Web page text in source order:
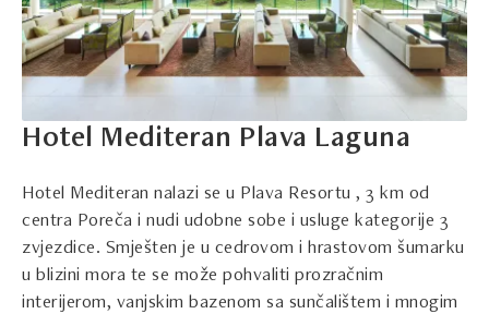
Hotel Mediteran Plava Laguna
Hotel Mediteran nalazi se u Plava Resortu , 3 km od
centra Poreča i nudi udobne sobe i usluge kategorije 3
zvjezdice. Smješten je u cedrovom i hrastovom šumarku
u blizini mora te se može pohvaliti prozračnim
interijerom, vanjskim bazenom sa sunčalištem i mnogim